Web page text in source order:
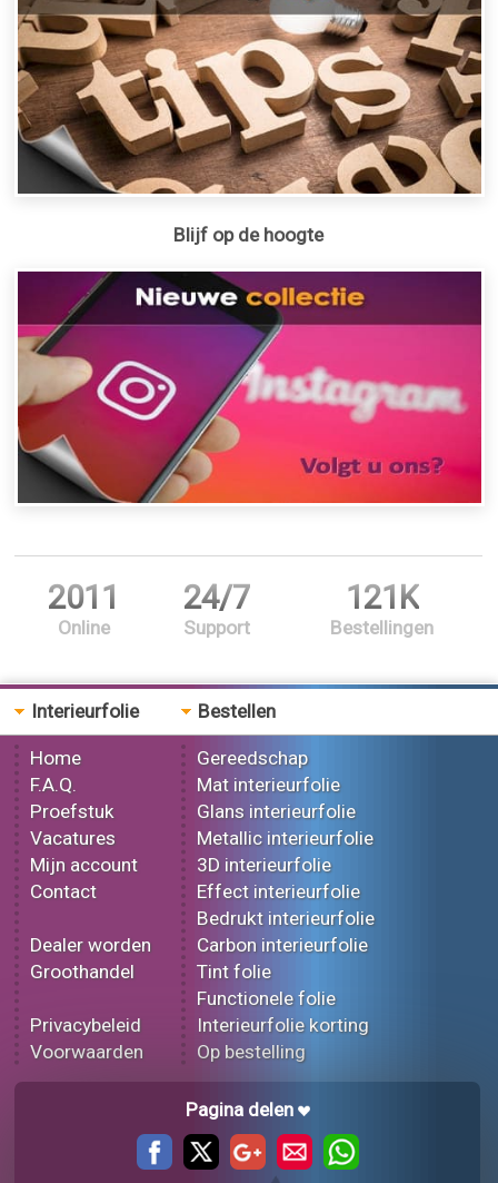
Blijf op de hoogte
2011
Online
24/7
Support
121K
Bestellingen
Interieurfolie
Home
F.A.Q.
Proefstuk
Vacatures
Mijn account
Contact
Dealer worden
Groothandel
Privacybeleid
Voorwaarden
Bestellen
Gereedschap
Mat interieurfolie
Glans interieurfolie
Metallic interieurfolie
3D interieurfolie
Effect interieurfolie
Bedrukt interieurfolie
Carbon interieurfolie
Tint folie
Functionele folie
Interieurfolie korting
Op bestelling
Pagina delen